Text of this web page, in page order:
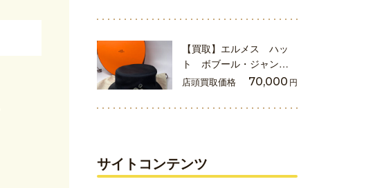
【買取】エルメス ハッ
ト ボブール・ジャン…
店頭買取価格 70,000 円
サイトコンテンツ